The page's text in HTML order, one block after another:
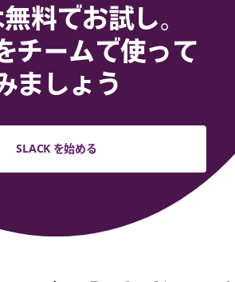
料でお試し。
チームで使って
ましょう
SLACK を始める